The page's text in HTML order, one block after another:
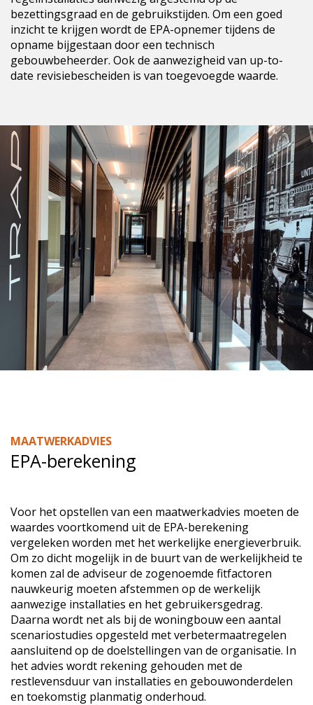
bezettingsgraad en de gebruikstijden. Om een goed
inzicht te krijgen wordt de EPA-opnemer tijdens de
opname bijgestaan door een technisch
gebouwbeheerder. Ook de aanwezigheid van up-to-
date revisiebescheiden is van toegevoegde waarde.
MAATWERKADVIES
EPA-berekening
Voor het opstellen van een maatwerkadvies moeten de
waardes voortkomend uit de EPA-berekening
vergeleken worden met het werkelijke energieverbruik.
Om zo dicht mogelijk in de buurt van de werkelijkheid te
komen zal de adviseur de zogenoemde fitfactoren
nauwkeurig moeten afstemmen op de werkelijk
aanwezige installaties en het gebruikersgedrag.
Daarna wordt net als bij de woningbouw een aantal
scenariostudies opgesteld met verbetermaatregelen
aansluitend op de doelstellingen van de organisatie. In
het advies wordt rekening gehouden met de
restlevensduur van installaties en gebouwonderdelen
en toekomstig planmatig onderhoud.